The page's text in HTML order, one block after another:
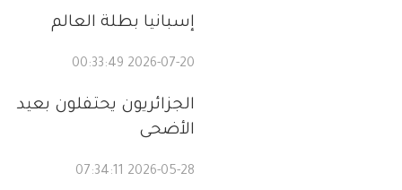
إسبانيا بطلة العالم
2026-07-20 00:33:49
الجزائريون يحتفلون بعيد
الأضحى
2026-05-28 07:34:11